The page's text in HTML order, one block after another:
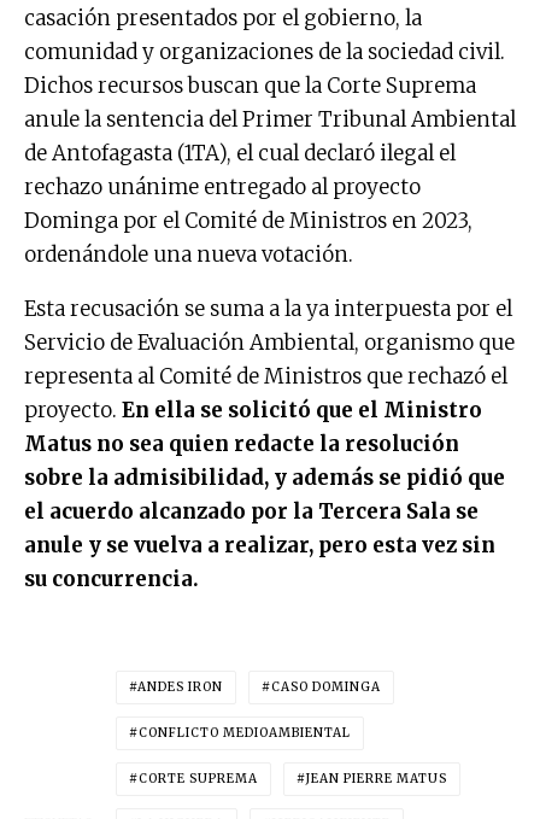
casación presentados por el gobierno, la
comunidad y organizaciones de la sociedad civil.
Dichos recursos buscan que la Corte Suprema
anule la sentencia del Primer Tribunal Ambiental
de Antofagasta (1TA), el cual declaró ilegal el
rechazo unánime entregado al proyecto
Dominga por el Comité de Ministros en 2023,
ordenándole una nueva votación.
Esta recusación se suma a la ya interpuesta por el
Servicio de Evaluación Ambiental, organismo que
representa al Comité de Ministros que rechazó el
proyecto. En ella se solicitó que el Ministro
Matus no sea quien redacte la resolución
sobre la admisibilidad, y además se pidió que
el acuerdo alcanzado por la Tercera Sala se
anule y se vuelva a realizar, pero esta vez sin
su concurrencia.
ANDES IRON CASO DOMINGA
CONFLICTO MEDIOAMBIENTAL
CORTE SUPREMA JEAN PIERRE MATUS